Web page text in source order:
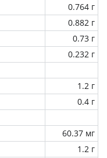
0.764 г
0.882 г
0.73 г
0.232 г
1.2 г
0.4 г
60.37 мг
1.2 г